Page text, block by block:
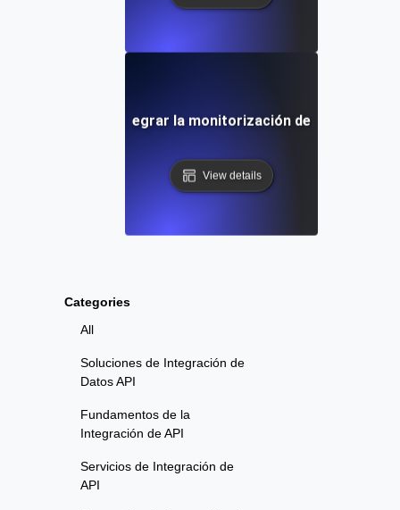
Categories
All
Soluciones de Integración de
Datos API
Fundamentos de la
Integración de API
Servicios de Integración de
API
a paso para integrar la monitorización de API con
View details